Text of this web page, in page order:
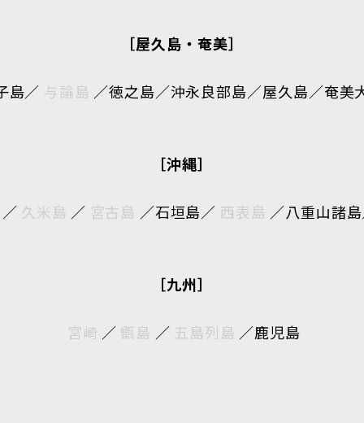
［屋久島・奄美］
島／ 与論島 ／徳之島／沖永良部島／屋久島／奄美
［沖縄］
／ 久米島 ／ 宮古島 ／石垣島／ 西表島 ／八重山諸島
［九州］
宮崎 ／ 甑島 ／ 五島列島 ／鹿児島